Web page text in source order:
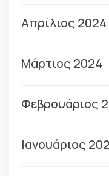
Απρίλιος 2024
Μάρτιος 2024
Φεβρουάριος
Ιανουάριος